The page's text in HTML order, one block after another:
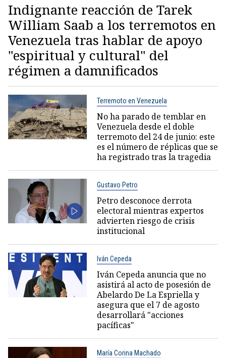
Indignante reacción de Tarek
William Saab a los terremotos en
Venezuela tras hablar de apoyo
"espiritual y cultural" del
régimen a damnificados
Terremoto en Venezuela
No ha parado de temblar en
Venezuela desde el doble
terremoto del 24 de junio: este
es el número de réplicas que se
ha registrado tras la tragedia
Gustavo Petro
Petro desconoce derrota
electoral mientras expertos
advierten riesgo de crisis
institucional
Iván Cepeda
Iván Cepeda anuncia que no
asistirá al acto de posesión de
Abelardo De La Espriella y
asegura que el 7 de agosto
desarrollará "acciones
pacíficas"
María Corina Machado